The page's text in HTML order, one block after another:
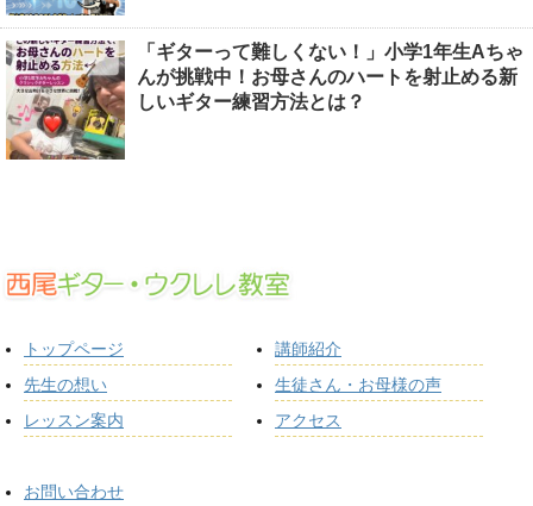
「ギターって難しくない！」小学1年生Aちゃ
んが挑戦中！お母さんのハートを射止める新
しいギター練習方法とは？
トップページ
先生の想い
レッスン案内
講師紹介
生徒さん・お母様の声
アクセス
お問い合わせ